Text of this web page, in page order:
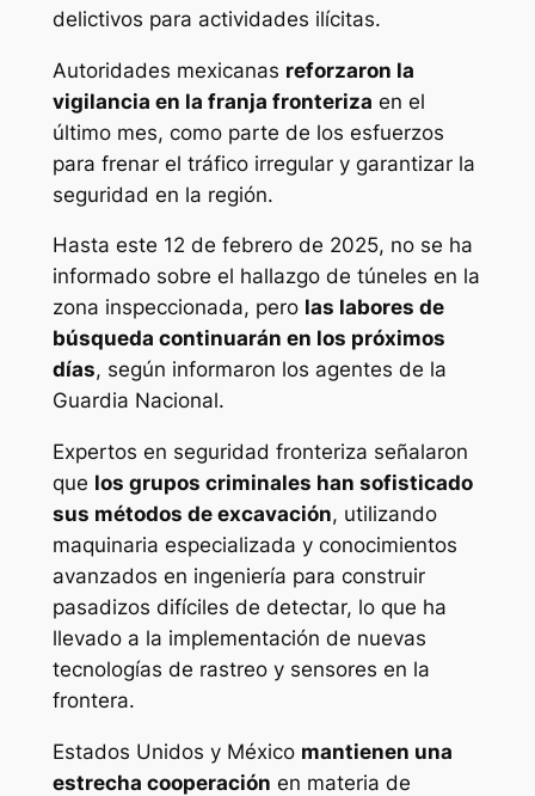
delictivos para actividades ilícitas.
Autoridades mexicanas reforzaron la
vigilancia en la franja fronteriza en el
último mes, como parte de los esfuerzos
para frenar el tráfico irregular y garantizar la
seguridad en la región.
Hasta este 12 de febrero de 2025, no se ha
informado sobre el hallazgo de túneles en la
zona inspeccionada, pero las labores de
búsqueda continuarán en los próximos
días, según informaron los agentes de la
Guardia Nacional.
Expertos en seguridad fronteriza señalaron
que los grupos criminales han sofisticado
sus métodos de excavación, utilizando
maquinaria especializada y conocimientos
avanzados en ingeniería para construir
pasadizos difíciles de detectar, lo que ha
llevado a la implementación de nuevas
tecnologías de rastreo y sensores en la
frontera.
Estados Unidos y México mantienen una
estrecha cooperación en materia de